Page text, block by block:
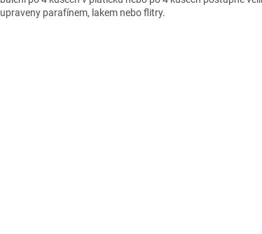
upraveny parafínem, lakem nebo flitry.